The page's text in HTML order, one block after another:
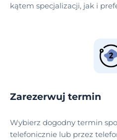
kątem specjalizacji, jak i
Zarezerwuj termin
Wybierz dogodny termin
telefonicznie lub przez